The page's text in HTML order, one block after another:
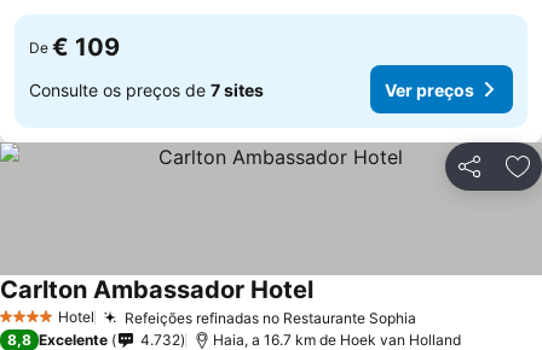
De € 109
Consulte os preços de 7 sites Ver preços
Partilhar
4 EstrelasHotel Refeições refinadas no Restaurante Sophia
Carlton Ambassador Hotel
8,8 Excelente 4.732 Haia, a 16.7 km de Hoek van Holland